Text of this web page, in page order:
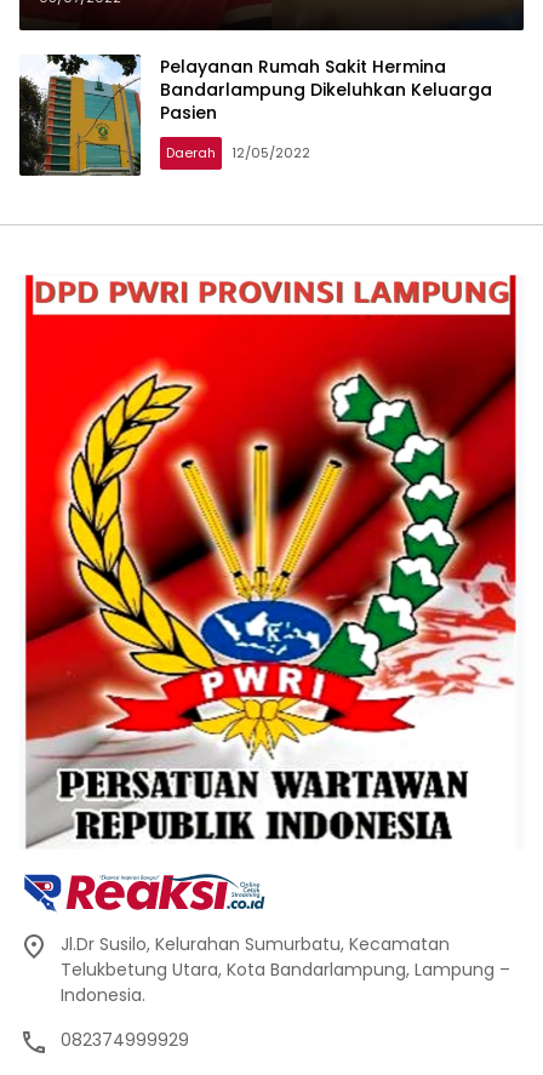
Pelayanan Rumah Sakit Hermina
Bandarlampung Dikeluhkan Keluarga
Pasien
Daerah 12/05/2022
Jl.Dr Susilo, Kelurahan Sumurbatu, Kecamatan
Telukbetung Utara, Kota Bandarlampung, Lampung –
Indonesia.
082374999929